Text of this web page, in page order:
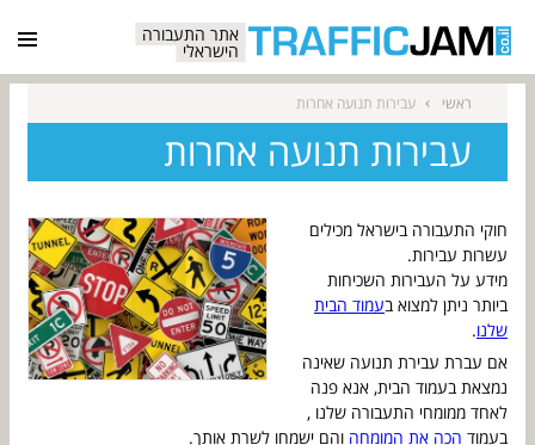
אתר התעבורה
הישראלי
ראשי עבירות תנועה אחרות
עבירות תנועה אחרות
חוקי התעבורה בישראל מכילים
עשרות עבירות.
מידע על העבירות השכיחות
ביותר ניתן למצוא בעמוד הבית
שלנו.
אם עברת עבירת תנועה שאינה
נמצאת בעמוד הבית, אנא פנה
לאחד ממומחי התעבורה שלנו ,
בעמוד הכה את המומחה והם ישמחו לשרת אותך.